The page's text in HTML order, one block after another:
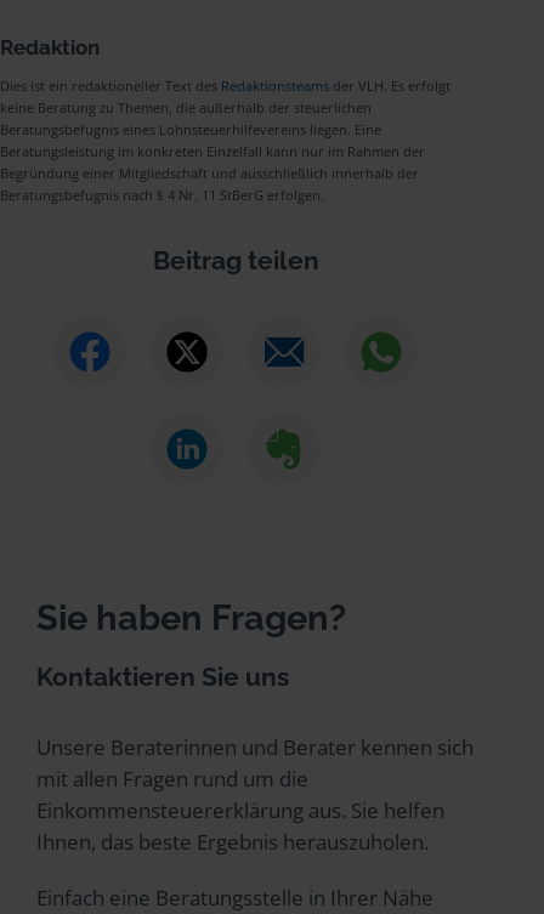
Redaktion
Dies ist ein redaktioneller Text des Redaktionsteams der VLH. Es erfolgt
keine Beratung zu Themen, die außerhalb der steuerlichen
Beratungsbefugnis eines Lohnsteuerhilfevereins liegen. Eine
Beratungsleistung im konkreten Einzelfall kann nur im Rahmen der
Begründung einer Mitgliedschaft und ausschließlich innerhalb der
Beratungsbefugnis nach § 4 Nr. 11 StBerG erfolgen.
Beitrag teilen
Sie haben Fragen?
Kontaktieren Sie uns
Unsere Beraterinnen und Berater kennen sich
mit allen Fragen rund um die
Einkommensteuererklärung aus. Sie helfen
Ihnen, das beste Ergebnis herauszuholen.
Einfach eine Beratungsstelle in Ihrer Nähe